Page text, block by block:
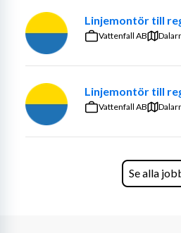
Linjemontör till
Vattenfall AB
Linjemontör till
Vattenfall AB
Se alla